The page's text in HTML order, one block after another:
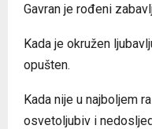
Gavran je rođeni
Kada je okružen
opušten.
Kada nije u najboljem
osvetoljubiv i